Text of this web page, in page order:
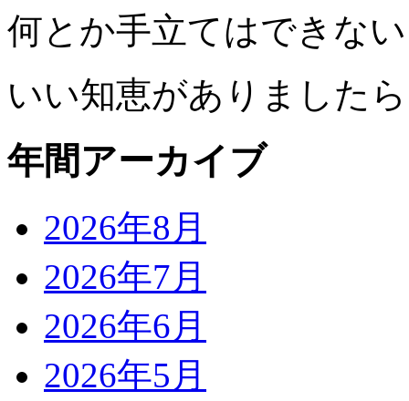
何とか手立てはできな
いい知恵がありました
年間アーカイブ
2026年8月
2026年7月
2026年6月
2026年5月